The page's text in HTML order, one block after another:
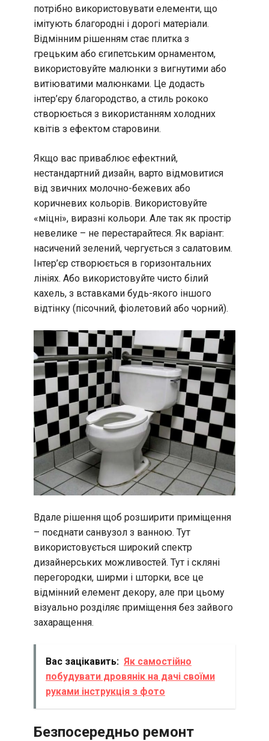
потрібно використовувати елементи, що
імітують благородні і дорогі матеріали.
Відмінним рішенням стає плитка з
грецьким або єгипетським орнаментом,
використовуйте малюнки з вигнутими або
витіюватими малюнками. Це додасть
інтер’єру благородство, а стиль рококо
створюється з використанням холодних
квітів з ефектом старовини.
Якщо вас приваблює ефектний,
нестандартний дизайн, варто відмовитися
від звичних молочно-бежевих або
коричневих кольорів. Використовуйте
«міцні», виразні кольори. Але так як простір
невелике – не перестарайтеся. Як варіант:
насичений зелений, чергується з салатовим.
Інтер’єр створюється в горизонтальних
лініях. Або використовуйте чисто білий
кахель, з вставками будь-якого іншого
відтінку (пісочний, фіолетовий або чорний).
Вдале рішення щоб розширити приміщення
– поєднати санвузол з ванною. Тут
використовується широкий спектр
дизайнерських можливостей. Тут і скляні
перегородки, ширми і шторки, все це
відмінний елемент декору, але при цьому
візуально розділяє приміщення без зайвого
захаращення.
Вас зацікавить: Як самостійно
побудувати дровянік на дачі своїми
руками інструкція з фото
Безпосередньо ремонт